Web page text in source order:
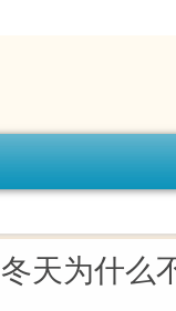
冬天为什么